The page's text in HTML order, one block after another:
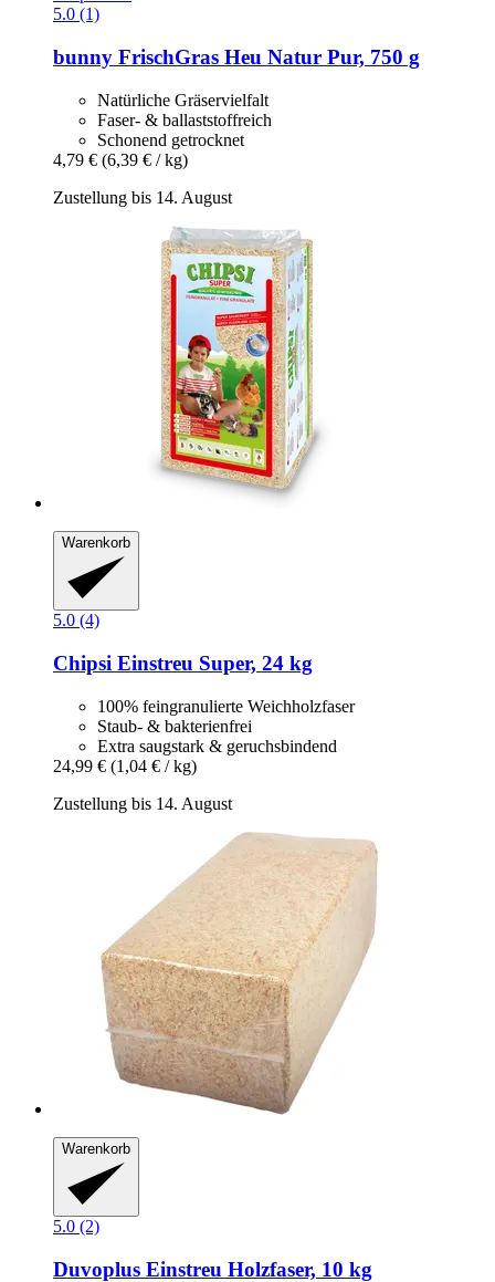
5.0 (1)
bunny FrischGras Heu Natur Pur, 750 g
Natürliche Gräservielfalt
Faser- & ballaststoffreich
Schonend getrocknet
4,79 € (6,39 € / kg)
Zustellung bis 14. August
Warenkorb
5.0 (4)
Chipsi Einstreu Super, 24 kg
100% feingranulierte Weichholzfaser
Staub- & bakterienfrei
Extra saugstark & geruchsbindend
24,99 € (1,04 € / kg)
Zustellung bis 14. August
Warenkorb
5.0 (2)
Duvoplus Einstreu Holzfaser, 10 kg